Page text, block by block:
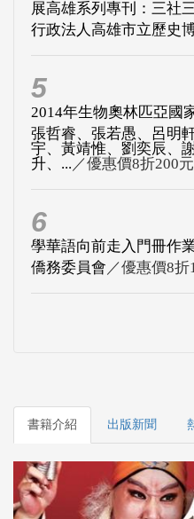
展高雄系列專刊：三社
行政法人高雄市立歷史
5
2014年生物奧林匹亞國
張哲睿、張若愚、呂明
宇、黃靖惟、劉奕辰、
升、... ／優惠價8折200元
6
學華語向前走入門冊作
僑務委員會 ／優惠價8折
書籍介紹 出版新聞